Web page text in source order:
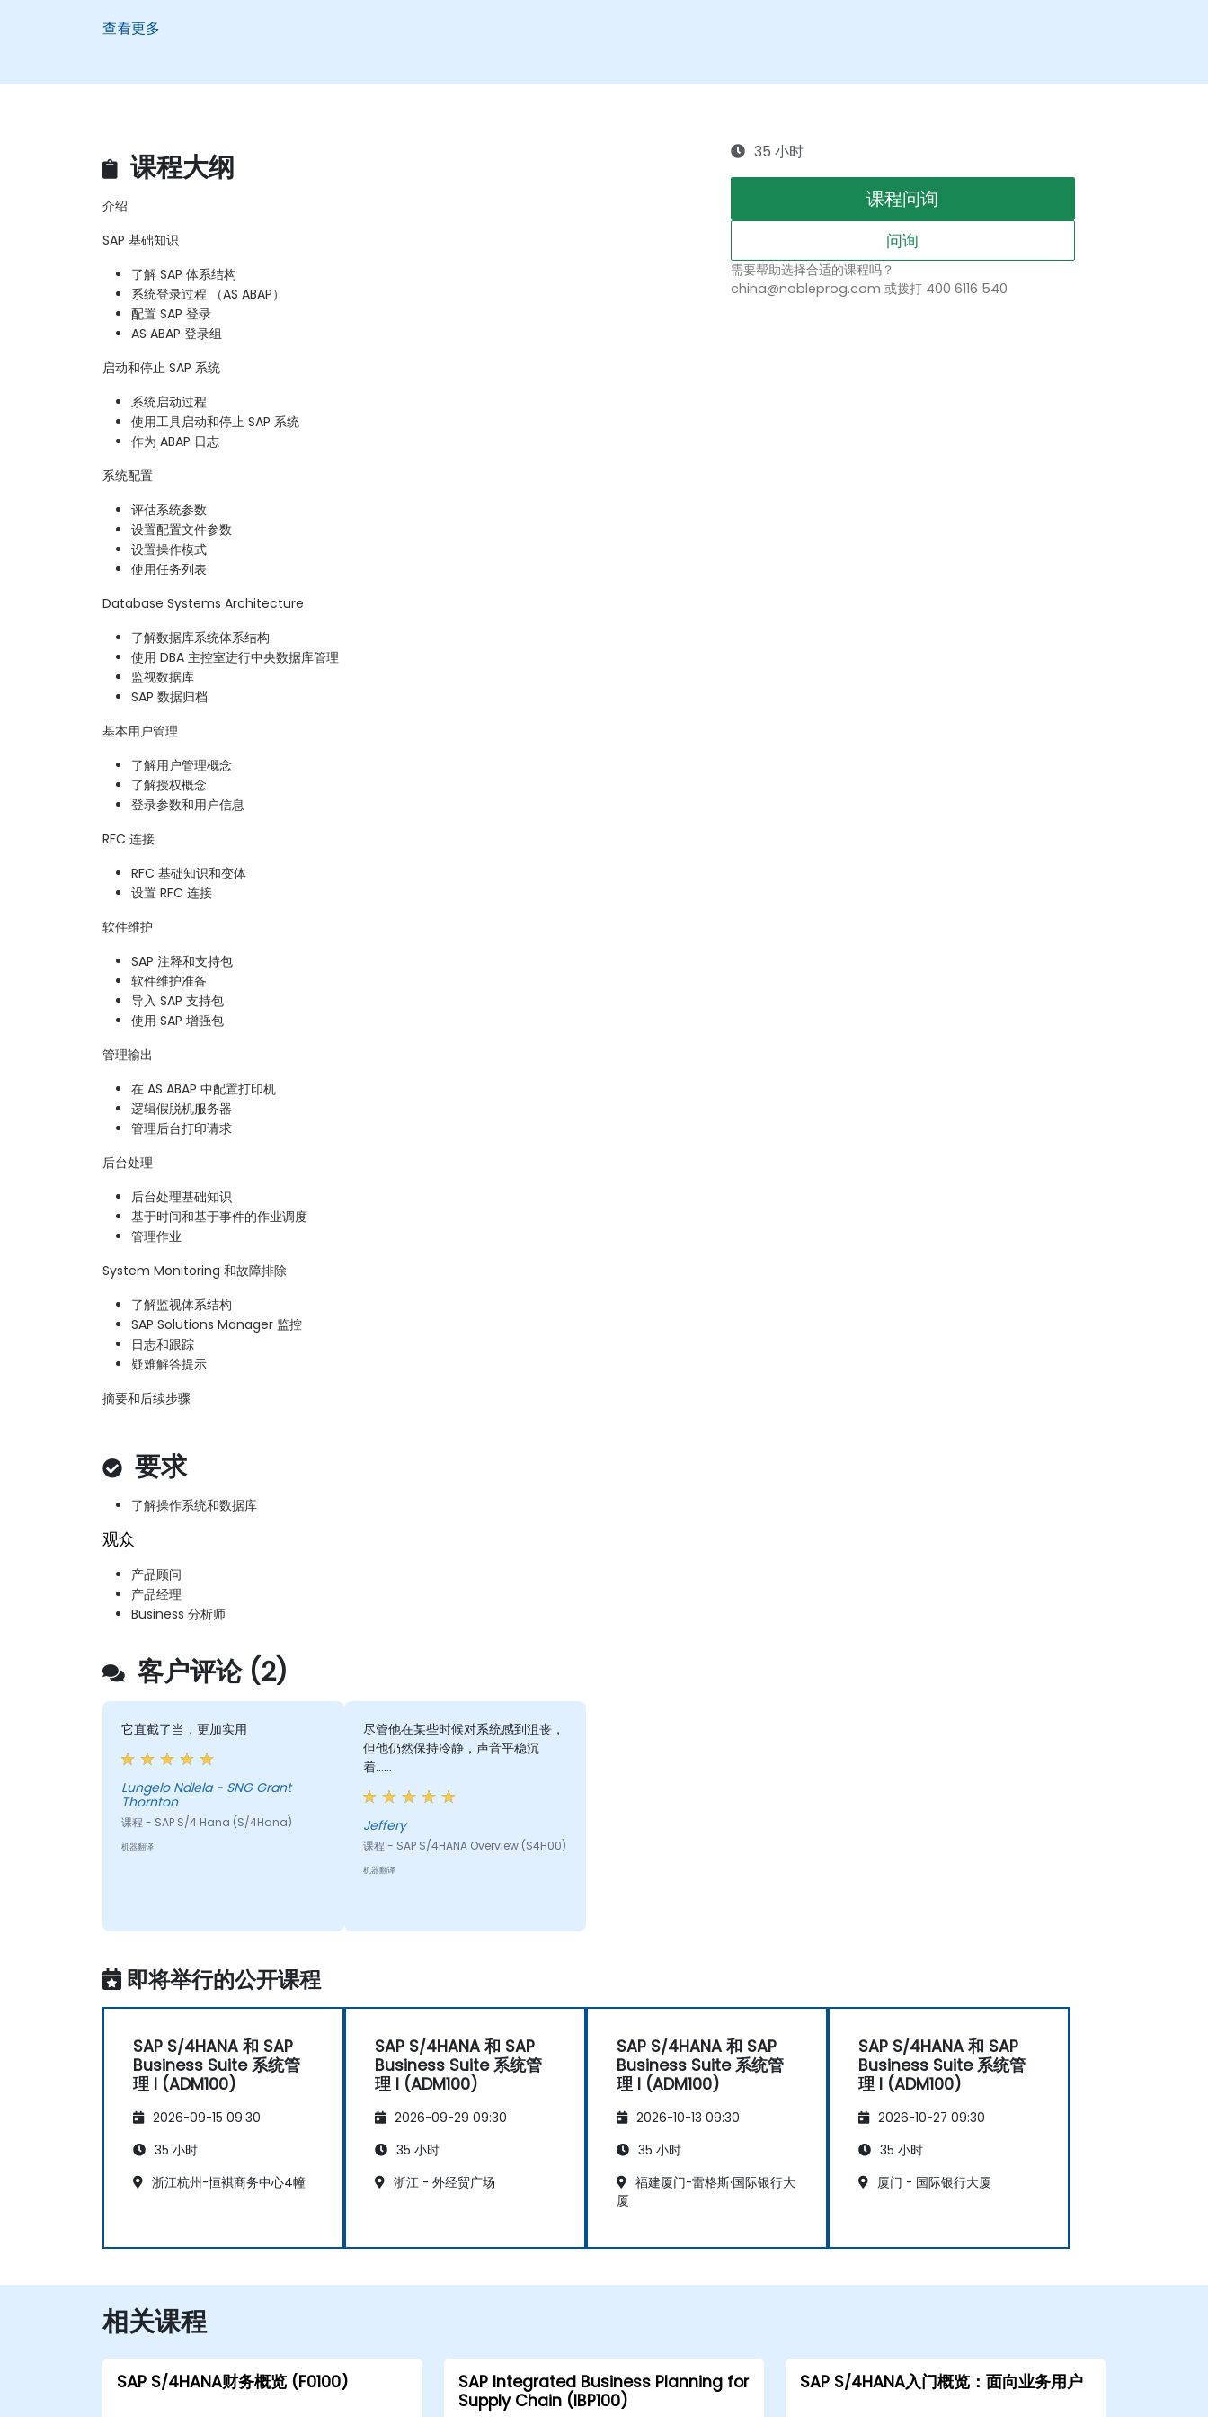
查看更多
课程大纲
介绍
SAP 基础知识
了解 SAP 体系结构
系统登录过程 （AS ABAP）
配置 SAP 登录
AS ABAP 登录组
启动和停止 SAP 系统
系统启动过程
使用工具启动和停止 SAP 系统
作为 ABAP 日志
系统配置
评估系统参数
设置配置文件参数
设置操作模式
使用任务列表
Database Systems Architecture
了解数据库系统体系结构
使用 DBA 主控室进行中央数据库管理
监视数据库
SAP 数据归档
基本用户管理
了解用户管理概念
了解授权概念
登录参数和用户信息
RFC 连接
RFC 基础知识和变体
设置 RFC 连接
软件维护
SAP 注释和支持包
软件维护准备
导入 SAP 支持包
使用 SAP 增强包
管理输出
在 AS ABAP 中配置打印机
逻辑假脱机服务器
管理后台打印请求
后台处理
后台处理基础知识
基于时间和基于事件的作业调度
管理作业
System Monitoring 和故障排除
了解监视体系结构
SAP Solutions Manager 监控
日志和跟踪
疑难解答提示
摘要和后续步骤
要求
了解操作系统和数据库
观众
产品顾问
产品经理
Business 分析师
35 小时
课程问询
问询
需要帮助选择合适的课程吗？
china@nobleprog.com 或拨打 400 6116 540
客户评论 (2)
它直截了当，更加实用
Lungelo Ndlela - SNG Grant
Thornton
课程 - SAP S/4 Hana (S/4Hana)
机器翻译
尽管他在某些时候对系统感到沮丧，
但他仍然保持冷静，声音平稳沉
着……
Jeffery
课程 - SAP S/4HANA Overview (S4H00)
机器翻译
即将举行的公开课程
SAP S/4HANA 和 SAP
Business Suite 系统管
理 I (ADM100)
2026-09-15 09:30
35 小时
浙江杭州-恒褀商务中心4幢
SAP S/4HANA 和 SAP
Business Suite 系统管
理 I (ADM100)
2026-09-29 09:30
35 小时
浙江 - 外经贸广场
SAP S/4HANA 和 SAP
Business Suite 系统管
理 I (ADM100)
2026-10-13 09:30
35 小时
福建厦门-雷格斯·国际银行大
厦
SAP S/4HANA 和 SAP
Business Suite 系统管
理 I (ADM100)
2026-10-27 09:30
35 小时
厦门 - 国际银行大厦
相关课程
SAP S/4HANA财务概览 (F0100)
SAP Integrated Business Planning for
Supply Chain (IBP100)
SAP S/4HANA入门概览：面向业务用户